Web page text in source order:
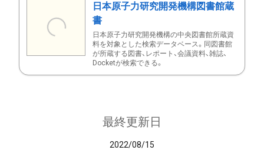
日本原子力研究開発機構図書館蔵
書
日本原子力研究開発機構の中央図書館所蔵資
料を対象とした検索データベース。同図書館
が所蔵する図書、レポート、会議資料、雑誌、
Docketが検索できる。
最終更新日
2022/08/15